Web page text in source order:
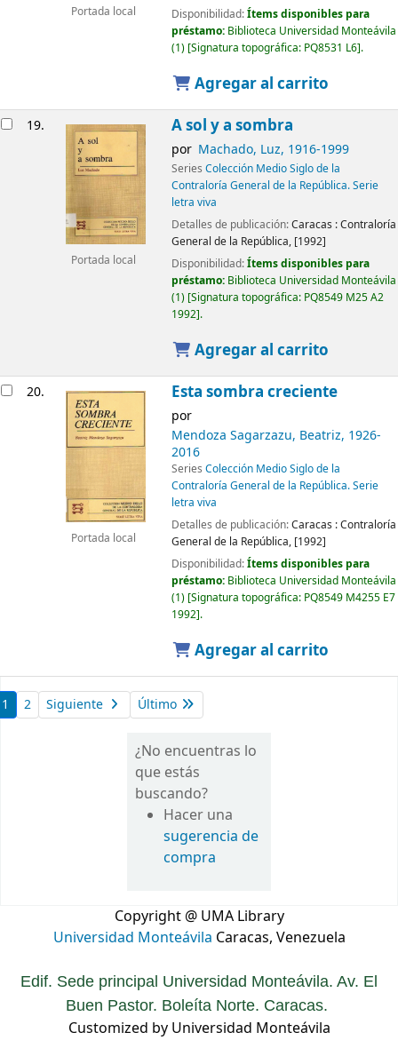
Portada local
Disponibilidad:Ítems disponibles para
préstamo: Biblioteca Universidad Monteávila
(1) Signatura topográfica: PQ8531 L6 .
Agregar al carrito
19.
Portada local
A sol y a sombra
por Machado, Luz, 1916-1999
Series Colección Medio Siglo de la
Contraloría General de la República. Serie
letra viva
Detalles de publicación:Caracas :Contraloría
General de la República, [1992]
Disponibilidad:Ítems disponibles para
préstamo: Biblioteca Universidad Monteávila
(1) Signatura topográfica: PQ8549 M25 A2
1992 .
Agregar al carrito
20.
Portada local
Esta sombra creciente
por
Mendoza Sagarzazu, Beatriz, 1926-
2016
Series Colección Medio Siglo de la
Contraloría General de la República. Serie
letra viva
Detalles de publicación:Caracas :Contraloría
General de la República, [1992]
Disponibilidad:Ítems disponibles para
préstamo: Biblioteca Universidad Monteávila
(1) Signatura topográfica: PQ8549 M4255 E7
1992 .
Agregar al carrito
1 2 Siguiente Último
¿No encuentras lo
que estás
buscando?
Hacer una
sugerencia de
compra
Copyright @ UMA Library
Universidad Monteávila Caracas, Venezuela
Edif. Sede principal Universidad Monteávila. Av. El
Buen Pastor. Boleíta Norte. Caracas.
Customized by Universidad Monteávila